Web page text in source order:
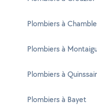
Plombiers à
Plombiers à
Plombiers à
Plombiers à Bayet